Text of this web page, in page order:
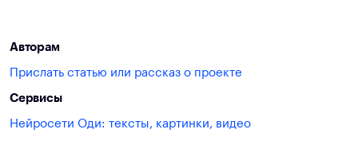
Авторам
Прислать статью или рассказ о проекте
Сервисы
Нейросети Оди: тексты, картинки, видео